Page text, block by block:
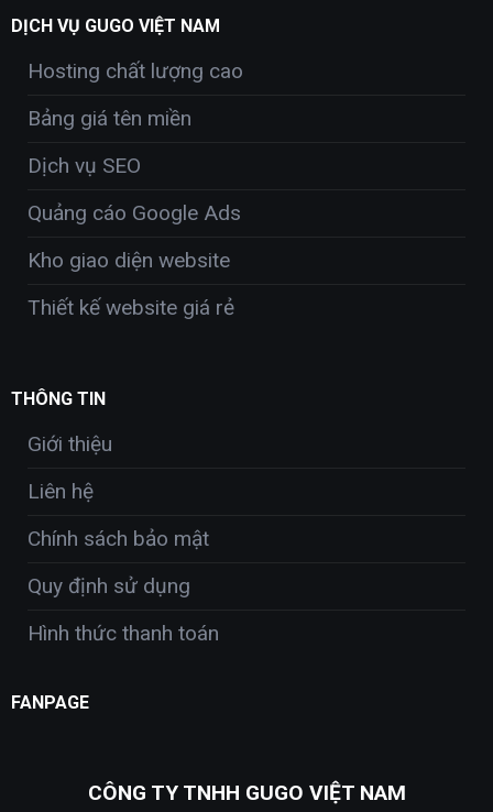
DỊCH VỤ GUGO VIỆT NAM
Hosting chất lượng cao
Bảng giá tên miền
Dịch vụ SEO
Quảng cáo Google Ads
Kho giao diện website
Thiết kế website giá rẻ
THÔNG TIN
Giới thiệu
Liên hệ
Chính sách bảo mật
Quy định sử dụng
Hình thức thanh toán
FANPAGE
CÔNG TY TNHH GUGO VIỆT NAM